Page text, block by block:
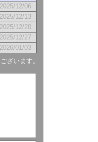
2025/12/06
2025/12/13
2025/12/20
2025/12/27
2026/01/03
ざいます。